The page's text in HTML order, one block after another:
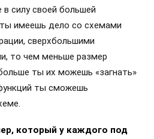
силу своей большей
имеешь дело со схемами
сверхбольшими
то чем меньше размер
ты их можешь «загнать»
ты сможешь
который у каждого под